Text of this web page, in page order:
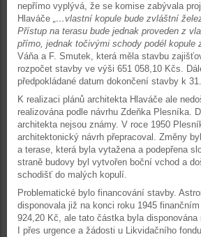
nepřímo vyplývá, že se komise zabývala
Hlaváče „…vlastní kopule bude zvláštní
Přístup na terasu bude jednak proveden z
přímo, jednak točivými schody podél kopule
Váňa a F. Smutek, která měla stavbu
rozpočet stavby ve výši 651 058,10 Kčs.
předpokládané datum dokončení stavby k
K realizaci plánů architekta Hlaváče ale
realizována podle návrhu Zdeňka Plesníka.
architekta nejsou známy. V roce 1950
architektonický návrh přepracoval. Změny
a terase, která byla vytažena a podepřena
straně budovy byl vytvořen boční vchod a
schodišť do malých kopulí.
Problematické bylo financování stavby.
disponovala již na konci roku 1945
924,20 Kč, ale tato částka byla
I přes urgence a žádosti u Likvidačního